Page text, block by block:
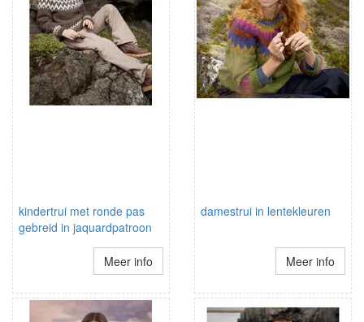
kindertrui met ronde pas
gebreid in jaquardpatroon
Meer info
damestrui in lentekleuren
Meer info